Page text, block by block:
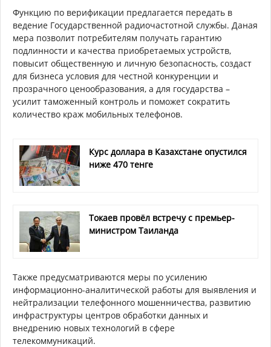
Функцию по верификации предлагается передать в
ведение Государственной радиочастотной службы. Даная
мера позволит потребителям получать гарантию
подлинности и качества приобретаемых устройств,
повысит общественную и личную безопасность, создаст
для бизнеса условия для честной конкуренции и
прозрачного ценообразования, а для государства –
усилит таможенный контроль и поможет сократить
количество краж мобильных телефонов.
Курс доллара в Казахстане опустился
ниже 470 тенге
Токаев провёл встречу с премьер-
министром Таиланда
Также предусматриваются меры по усилению
информационно-аналитической работы для выявления и
нейтрализации телефонного мошенничества, развитию
инфраструктуры центров обработки данных и
внедрению новых технологий в сфере
телекоммуникаций.